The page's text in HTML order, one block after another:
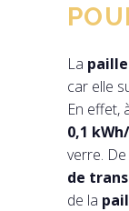
La paille
car elle
En effet,
0,1
verre.
de
de la